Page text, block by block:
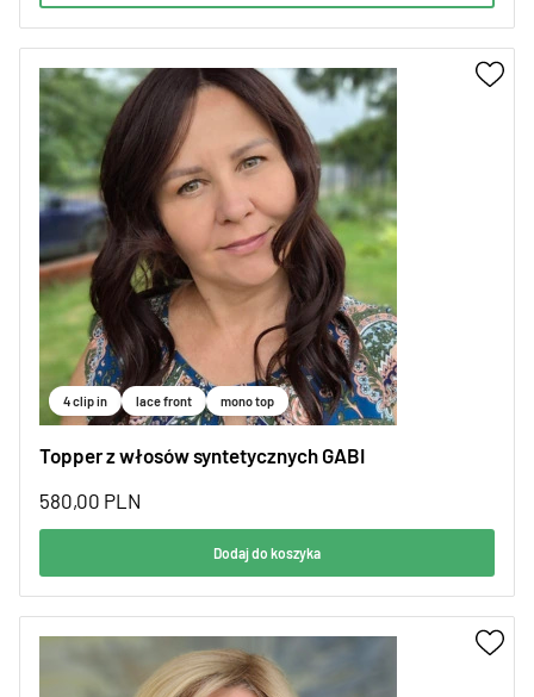
4 clip in lace front mono top
Topper z włosów syntetycznych GABI
580,00 PLN
Dodaj do koszyka